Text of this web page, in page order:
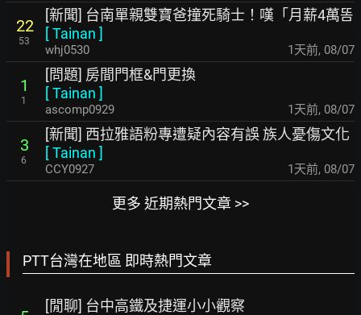
22
53
[新聞] 台南單親雙寶爸撞死騎士！嘆「月薪4萬똠
[Tainan ]
whj0530 1天前, 08/07
1
1
[問題] 房間門框&門更換
[Tainan ]
ascomp0929 1天前, 08/07
3
6
[新聞] 西拉雅語粉專遭疑內容有誤 族人憂傷文化
[Tainan ]
CCY0927 1天前, 08/07
更多 近期熱門文章 >>
PTT台灣在地區 即時熱門文章
[閒聊] 台中高鐵及捷運小小觀察